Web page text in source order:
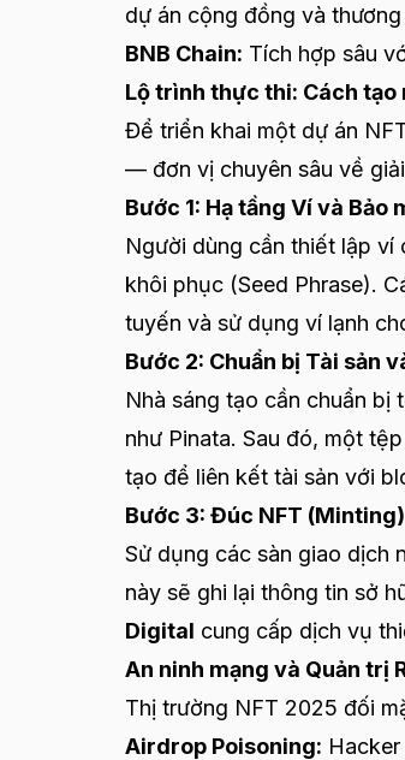
dự án cộng đồng và thương
BNB Chain: Tích hợp sâu
Lộ trình thực thi: Cách
Để triển khai một dự án
— đơn vị chuyên sâu về
Bước 1: Hạ tầng Ví và Bảo
Người dùng cần thiết lập
khôi phục (Seed Phrase).
tuyến và sử dụng ví lạnh
Bước 2: Chuẩn bị Tài sản
Nhà sáng tạo cần chuẩn bị
như Pinata. Sau đó, một
tạo để liên kết tài sản với
Bước 3: Đúc NFT (Minting)
Sử dụng các sàn giao dịch
này sẽ ghi lại thông tin sở
Digital cung cấp dịch vụ
An ninh mạng và Quản trị
Thị trường NFT 2025 đối
Airdrop Poisoning: